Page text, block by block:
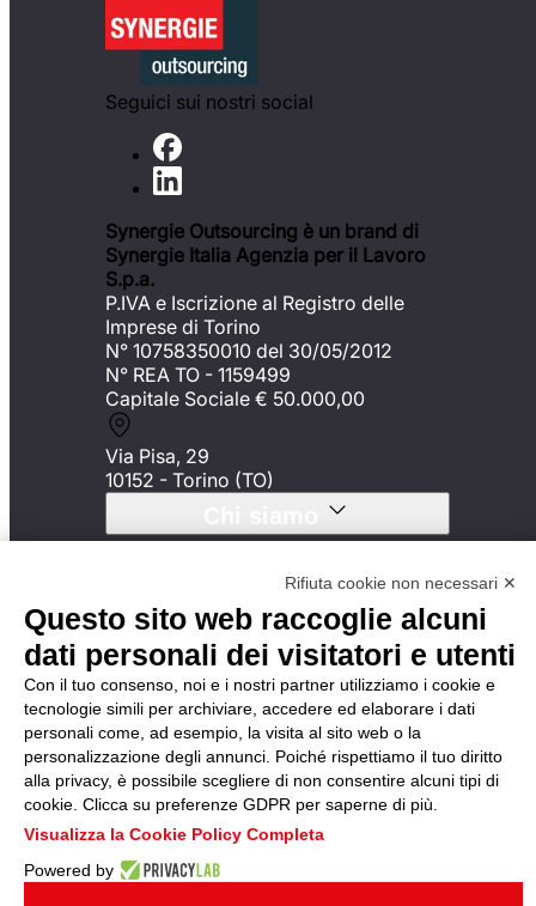
Seguici sui nostri social
Synergie Outsourcing è un brand di
Synergie Italia Agenzia per il Lavoro
S.p.a.
P.IVA e Iscrizione al Registro delle
Imprese di Torino
N° 10758350010 del 30/05/2012
N° REA TO - 1159499
Capitale Sociale € 50.000,00
Via Pisa, 29
10152 - Torino (TO)
Certificazioni
Le nostre soluzioni
Logistica & Handling
Facility Management &
Cleaning
Marketing & Events
Office & BPO
Rifiuta cookie non necessari ✕
Questo sito web raccoglie alcuni
dati personali dei visitatori e utenti
Con il tuo consenso, noi e i nostri partner utilizziamo i cookie e
tecnologie simili per archiviare, accedere ed elaborare i dati
personali come, ad esempio, la visita al sito web o la
personalizzazione degli annunci. Poiché rispettiamo il tuo diritto
alla privacy, è possibile scegliere di non consentire alcuni tipi di
cookie. Clicca su preferenze GDPR per saperne di più.
Visualizza la Cookie Policy Completa
Powered by